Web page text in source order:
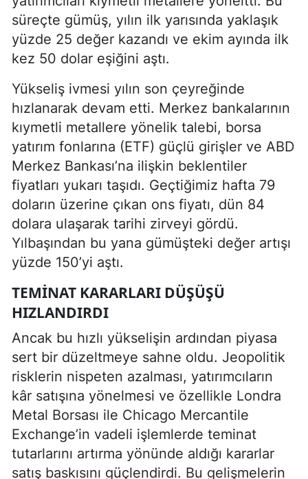
süreçte gümüş, yılın ilk yarısında yaklaşık
yüzde 25 değer kazandı ve ekim ayında ilk
kez 50 dolar eşiğini aştı.
Yükseliş ivmesi yılın son çeyreğinde
hızlanarak devam etti. Merkez bankalarının
kıymetli metallere yönelik talebi, borsa
yatırım fonlarına (ETF) güçlü girişler ve ABD
Merkez Bankası’na ilişkin beklentiler
fiyatları yukarı taşıdı. Geçtiğimiz hafta 79
doların üzerine çıkan ons fiyatı, dün 84
dolara ulaşarak tarihi zirveyi gördü.
Yılbaşından bu yana gümüşteki değer artışı
yüzde 150’yi aştı.
TEMINAT KARARLARI DÜŞÜŞÜ
HIZLANDIRDI
Ancak bu hızlı yükselişin ardından piyasa
sert bir düzeltmeye sahne oldu. Jeopolitik
risklerin nispeten azalması, yatırımcıların
kâr satışına yönelmesi ve özellikle Londra
Metal Borsası ile Chicago Mercantile
Exchange’in vadeli işlemlerde teminat
tutarlarını artırma yönünde aldığı kararlar
satış baskısını güçlendirdi. Bu gelişmelerin